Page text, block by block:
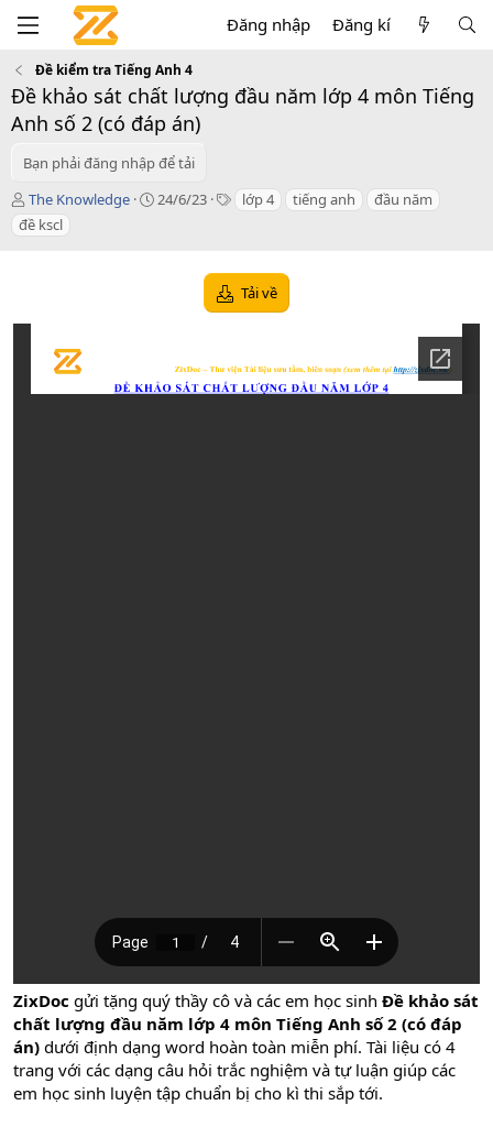
Đăng nhập Đăng kí
Đề kiểm tra Tiếng Anh 4
Đề khảo sát chất lượng đầu năm lớp 4 môn Tiếng
Anh số 2 (có đáp án)
Bạn phải đăng nhập để tải
T
á
c
The Knowledge
C
t
24/6/23
T lớp 4 tiếng anh
đầu năm
đề kscl
Tải về
ZixDoc gửi tặng quý thầy cô và các em học sinh Đề khảo sát
chất lượng đầu năm lớp 4 môn Tiếng Anh số 2 (có đáp
án) dưới định dạng word hoàn toàn miễn phí. Tài liệu có 4
trang với các dạng câu hỏi trắc nghiệm và tự luận giúp các
em học sinh luyện tập chuẩn bị cho kì thi sắp tới.